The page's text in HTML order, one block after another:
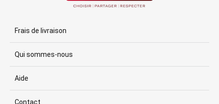
Frais de livraison
Qui sommes-nous
Aide
Contact